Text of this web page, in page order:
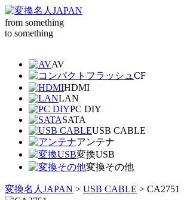
from something
to something
AV
CF
HDMI
LAN
PC DIY
SATA
USB CABLE
アンテナ
変換USB
変換その他
変換名人JAPAN > USB CABLE > CA2751